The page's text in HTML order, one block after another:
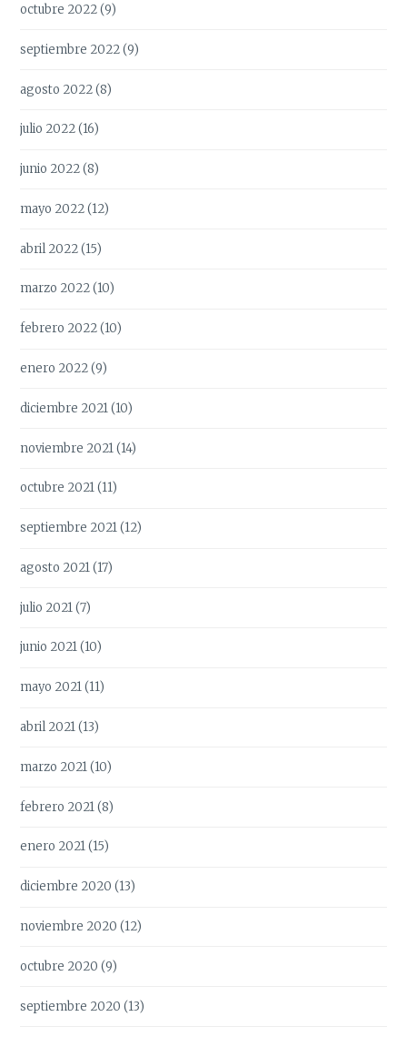
octubre 2022(9)
septiembre 2022(9)
agosto 2022(8)
julio 2022(16)
junio 2022(8)
mayo 2022(12)
abril 2022(15)
marzo 2022(10)
febrero 2022(10)
enero 2022(9)
diciembre 2021(10)
noviembre 2021(14)
octubre 2021(11)
septiembre 2021(12)
agosto 2021(17)
julio 2021(7)
junio 2021(10)
mayo 2021(11)
abril 2021(13)
marzo 2021(10)
febrero 2021(8)
enero 2021(15)
diciembre 2020 (13)
noviembre 2020 (12)
octubre 2020 (9)
septiembre 2020 (13)